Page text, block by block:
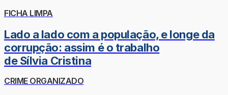
FICHA LIMPA
Lado a lado com a população, e longe da
corrupção: assim é o trabalho
de Sílvia Cristina
CRIME ORGANIZADO